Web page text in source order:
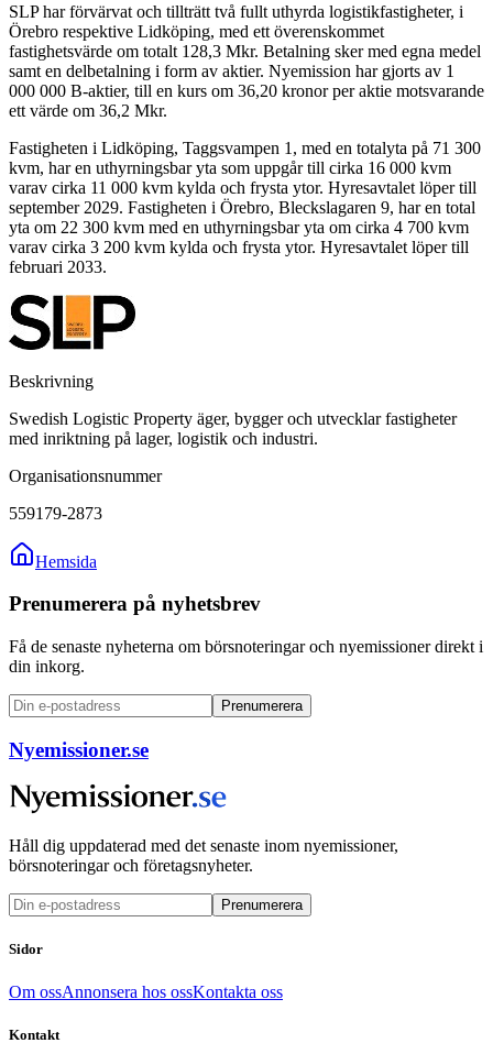
SLP har förvärvat och tillträtt två fullt uthyrda logistikfastigheter, i
Örebro respektive Lidköping, med ett överenskommet
fastighetsvärde om totalt 128,3 Mkr. Betalning sker med egna medel
samt en delbetalning i form av aktier. Nyemission har gjorts av 1
000 000 B-aktier, till en kurs om 36,20 kronor per aktie motsvarande
ett värde om 36,2 Mkr.
Fastigheten i Lidköping, Taggsvampen 1, med en totalyta på 71 300
kvm, har en uthyrningsbar yta som uppgår till cirka 16 000 kvm
varav cirka 11 000 kvm kylda och frysta ytor. Hyresavtalet löper till
september 2029. Fastigheten i Örebro, Bleckslagaren 9, har en total
yta om 22 300 kvm med en uthyrningsbar yta om cirka 4 700 kvm
varav cirka 3 200 kvm kylda och frysta ytor. Hyresavtalet löper till
februari 2033.
Beskrivning
Swedish Logistic Property äger, bygger och utvecklar fastigheter
med inriktning på lager, logistik och industri.
Organisationsnummer
559179-2873
Hemsida
Prenumerera på nyhetsbrev
Få de senaste nyheterna om börsnoteringar och nyemissioner direkt i
din inkorg.
Prenumerera
Nyemissioner.se
Håll dig uppdaterad med det senaste inom nyemissioner,
börsnoteringar och företagsnyheter.
Prenumerera
Sidor
Om ossAnnonsera hos ossKontakta oss
Kontakt